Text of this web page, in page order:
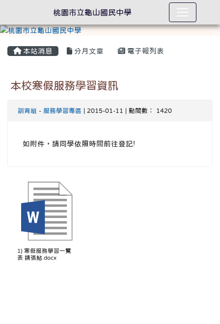
本站消息 分月文章 電子報列表
本校寒假服務學習資訊
訓育組 - 服務學習專區 | 2015-01-11 | 點閱數： 1420
如附件，請同學依照時間前往登記!
1) 寒假服務學習一覽
表 請張貼.docx
桃園市立龜山國民中學